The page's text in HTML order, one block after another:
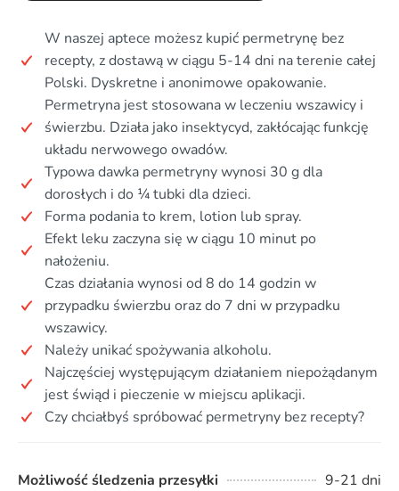
W naszej aptece możesz kupić permetrynę bez
recepty, z dostawą w ciągu 5-14 dni na terenie całej
Polski. Dyskretne i anonimowe opakowanie.
Permetryna jest stosowana w leczeniu wszawicy i
świerzbu. Działa jako insektycyd, zakłócając funkcję
układu nerwowego owadów.
Typowa dawka permetryny wynosi 30 g dla
dorosłych i do ¼ tubki dla dzieci.
Forma podania to krem, lotion lub spray.
Efekt leku zaczyna się w ciągu 10 minut po
nałożeniu.
Czas działania wynosi od 8 do 14 godzin w
przypadku świerzbu oraz do 7 dni w przypadku
wszawicy.
Należy unikać spożywania alkoholu.
Najczęściej występującym działaniem niepożądanym
jest świąd i pieczenie w miejscu aplikacji.
Czy chciałbyś spróbować permetryny bez recepty?
Możliwość śledzenia przesyłki
9-21 dni